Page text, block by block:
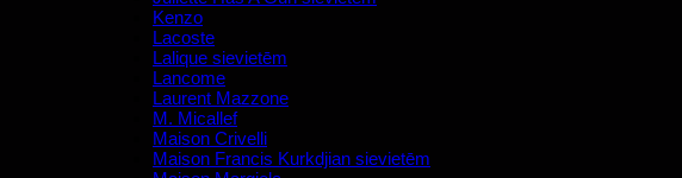
Kenzo
Lacoste
Lalique sievietēm
Lancome
Laurent Mazzone
M. Micallef
Maison Crivelli
Maison Francis Kurkdjian sievietēm